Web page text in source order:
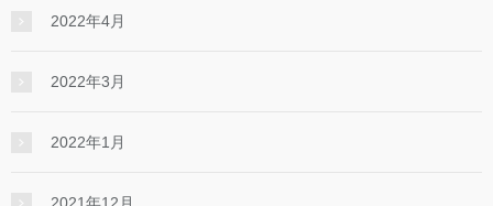
2022年4月
2022年3月
2022年1月